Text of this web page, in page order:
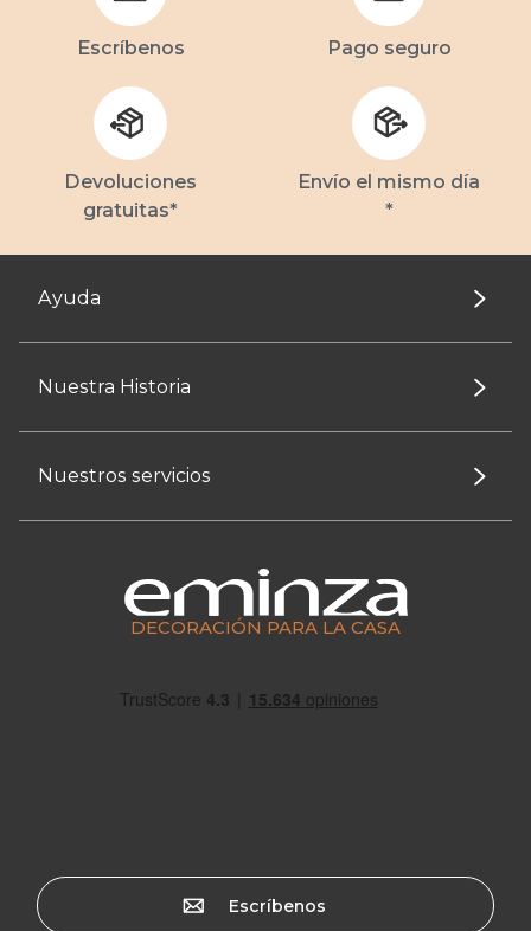
Escríbenos Pago seguro
Devoluciones
gratuitas*
Envío el mismo día
*
Ayuda
Nuestra Historia
Nuestros servicios
DECORACIÓN PARA LA CASA
Escríbenos